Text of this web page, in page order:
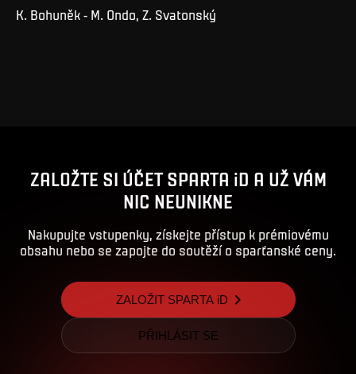
K. Bohuněk - M. Ondo, Z. Svatonský
ZALOŽTE SI ÚČET SPARTA iD A UŽ VÁM
NIC NEUNIKNE
Nakupujte vstupenky, získejte přístup k prémiovému
obsahu nebo se zapojte do soutěží o sparťanské ceny.
ZALOŽIT SPARTA iD
PŘIHLÁSIT SE